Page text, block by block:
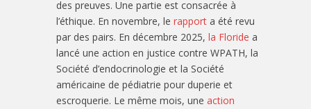
des preuves. Une partie est consacrée à
l’éthique. En novembre, le rapport a été revu
par des pairs. En décembre 2025, la Floride a
lancé une action en justice contre WPATH, la
Société d’endocrinologie et la Société
américaine de pédiatrie pour duperie et
escroquerie. Le même mois, une action